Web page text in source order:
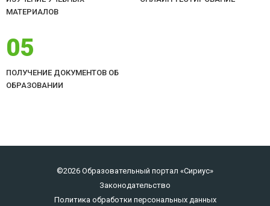
МАТЕРИАЛОВ
05
ПОЛУЧЕНИЕ ДОКУМЕНТОВ ОБ
ОБРАЗОВАНИИ
©2026 Образовательный портал «Сириус»
Законодательство
Политика обработки персональных данных